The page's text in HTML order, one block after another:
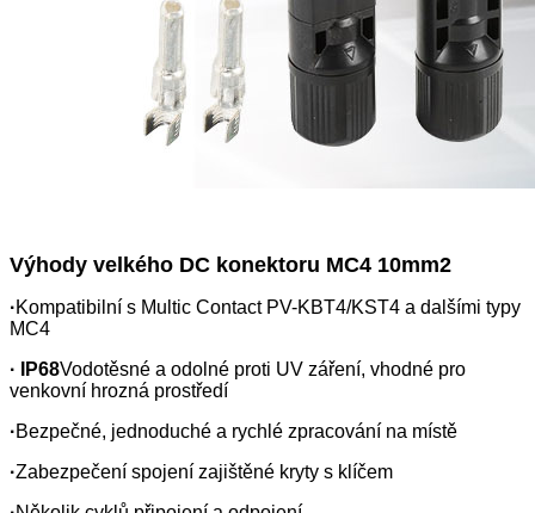
Výhody velkého DC konektoru MC4 10mm2
·Kompatibilní s Multic Contact PV-KBT4/KST4 a dalšími typy
MC4
· IP68Vodotěsné a odolné proti UV záření, vhodné pro
venkovní hrozná prostředí
·Bezpečné, jednoduché a rychlé zpracování na místě
·Zabezpečení spojení zajištěné kryty s klíčem